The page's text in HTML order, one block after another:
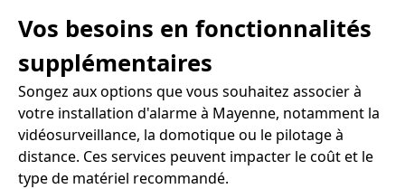
Vos besoins en fonctionnalités
supplémentaires
Songez aux options que vous souhaitez associer à
votre installation d'alarme à Mayenne, notamment la
vidéosurveillance, la domotique ou le pilotage à
distance. Ces services peuvent impacter le coût et le
type de matériel recommandé.